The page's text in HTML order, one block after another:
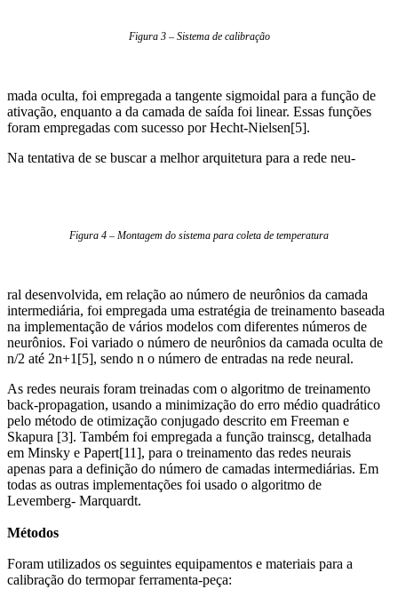
Figura 3 – Sistema de calibração
mada oculta, foi empregada a tangente sigmoidal para a função de
ativação, enquanto a da camada de saída foi linear. Essas funções
foram empregadas com sucesso por Hecht-Nielsen[5].
Na tentativa de se buscar a melhor arquitetura para a rede neu-
Figura 4 – Montagem do sistema para coleta de temperatura
ral desenvolvida, em relação ao número de neurônios da camada
intermediária, foi empregada uma estratégia de treinamento baseada
na implementação de vários modelos com diferentes números de
neurônios. Foi variado o número de neurônios da camada oculta de
n/2 até 2n+1[5], sendo n o número de entradas na rede neural.
As redes neurais foram treinadas com o algoritmo de treinamento
back-propagation, usando a minimização do erro médio quadrático
pelo método de otimização conjugado descrito em Freeman e
Skapura [3]. Também foi empregada a função trainscg, detalhada
em Minsky e Papert[11], para o treinamento das redes neurais
apenas para a definição do número de camadas intermediárias. Em
todas as outras implementações foi usado o algoritmo de
Levemberg- Marquardt.
Métodos
Foram utilizados os seguintes equipamentos e materiais para a
calibração do termopar ferramenta-peça: